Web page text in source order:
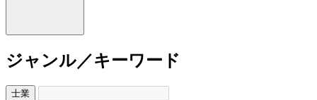
ジャンル／キーワード
士業